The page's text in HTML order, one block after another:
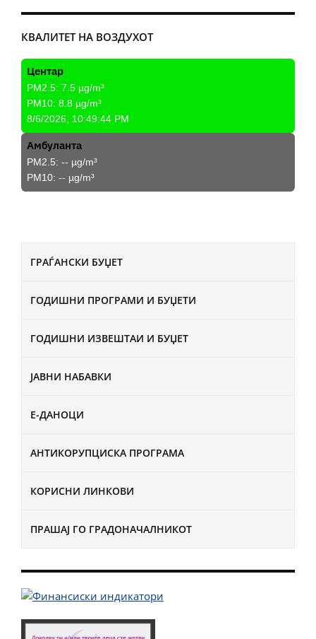
ГРАЃАНСКИ БУЏЕТ
ГОДИШНИ ПРОГРАМИ И БУЏЕТИ
ГОДИШНИ ИЗВЕШТАИ И БУЏЕТ
ЈАВНИ НАБАВКИ
Е-ДАНОЦИ
АНТИКОРУПЦИСКА ПРОГРАМА
КОРИСНИ ЛИНКОВИ
ПРАШАЈ ГО ГРАДОНАЧАЛНИКОТ
КВАЛИТЕТ НА ВОЗДУХОТ
Центар
PM2.5: 7.5 µg/m³
PM10: 8.8 µg/m³
8/6/2026, 10:49:44 PM
Амбуланта
PM2.5: -- µg/m³
PM10: -- µg/m³